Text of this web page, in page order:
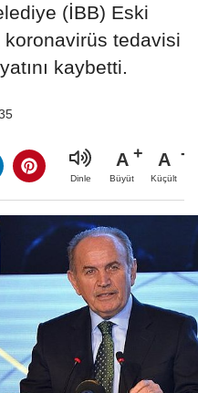
(İBB) Eski
koronavirüs tedavisi
kaybetti.
Dinle
A
Büyüt
A
Küçült